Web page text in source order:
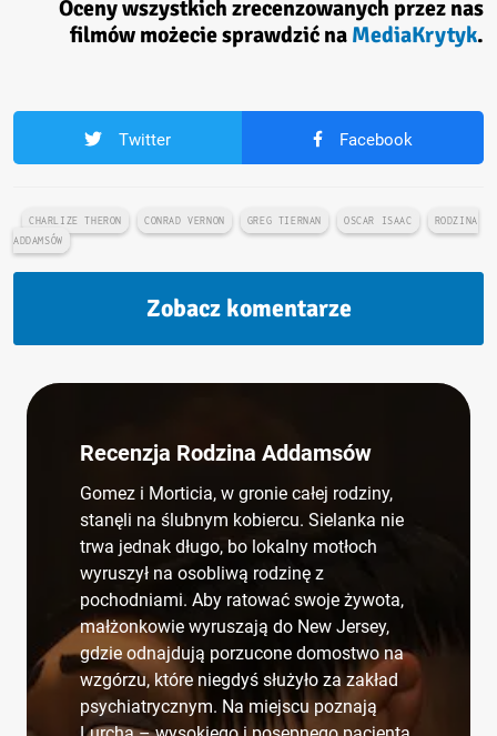
Oceny wszystkich zrecenzowanych przez nas
filmów możecie sprawdzić na MediaKrytyk.
Twitter Facebook
CHARLIZE THERON CONRAD VERNON GREG TIERNAN OSCAR ISAAC
RODZINA
ADDAMSÓW
Zobacz komentarze
Recenzja Rodzina Addamsów
Gomez i Morticia, w gronie całej rodziny,
stanęli na ślubnym kobiercu. Sielanka nie
trwa jednak długo, bo lokalny motłoch
wyruszył na osobliwą rodzinę z
pochodniami. Aby ratować swoje żywota,
małżonkowie wyruszają do New Jersey,
gdzie odnajdują porzucone domostwo na
wzgórzu, które niegdyś służyło za zakład
psychiatrycznym. Na miejscu poznają